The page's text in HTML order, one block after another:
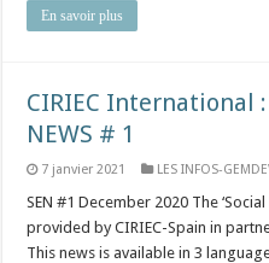
En savoir plus
CIRIEC International :
NEWS # 1
7 janvier 2021 LES INFOS-
SEN #1 December 2020 The
provided by CIRIEC-Spain in
This news is available in 3